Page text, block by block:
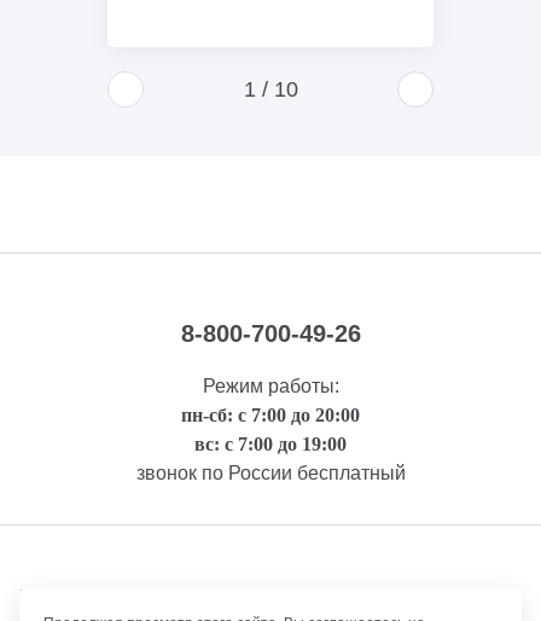
1 / 10
8-800-700-49-26
Режим работы:
пн-сб: с 7:00 до 20:00
вс: с 7:00 до 19:00
звонок по России бесплатный
Правовая информация